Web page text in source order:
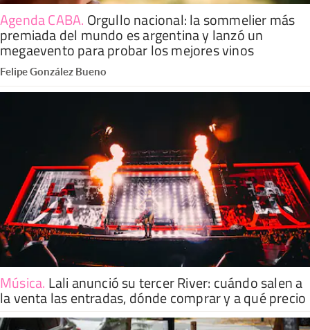
Agenda CABA. Orgullo nacional: la sommelier más
premiada del mundo es argentina y lanzó un
megaevento para probar los mejores vinos
Felipe González Bueno
Música. Lali anunció su tercer River: cuándo salen a
la venta las entradas, dónde comprar y a qué precio